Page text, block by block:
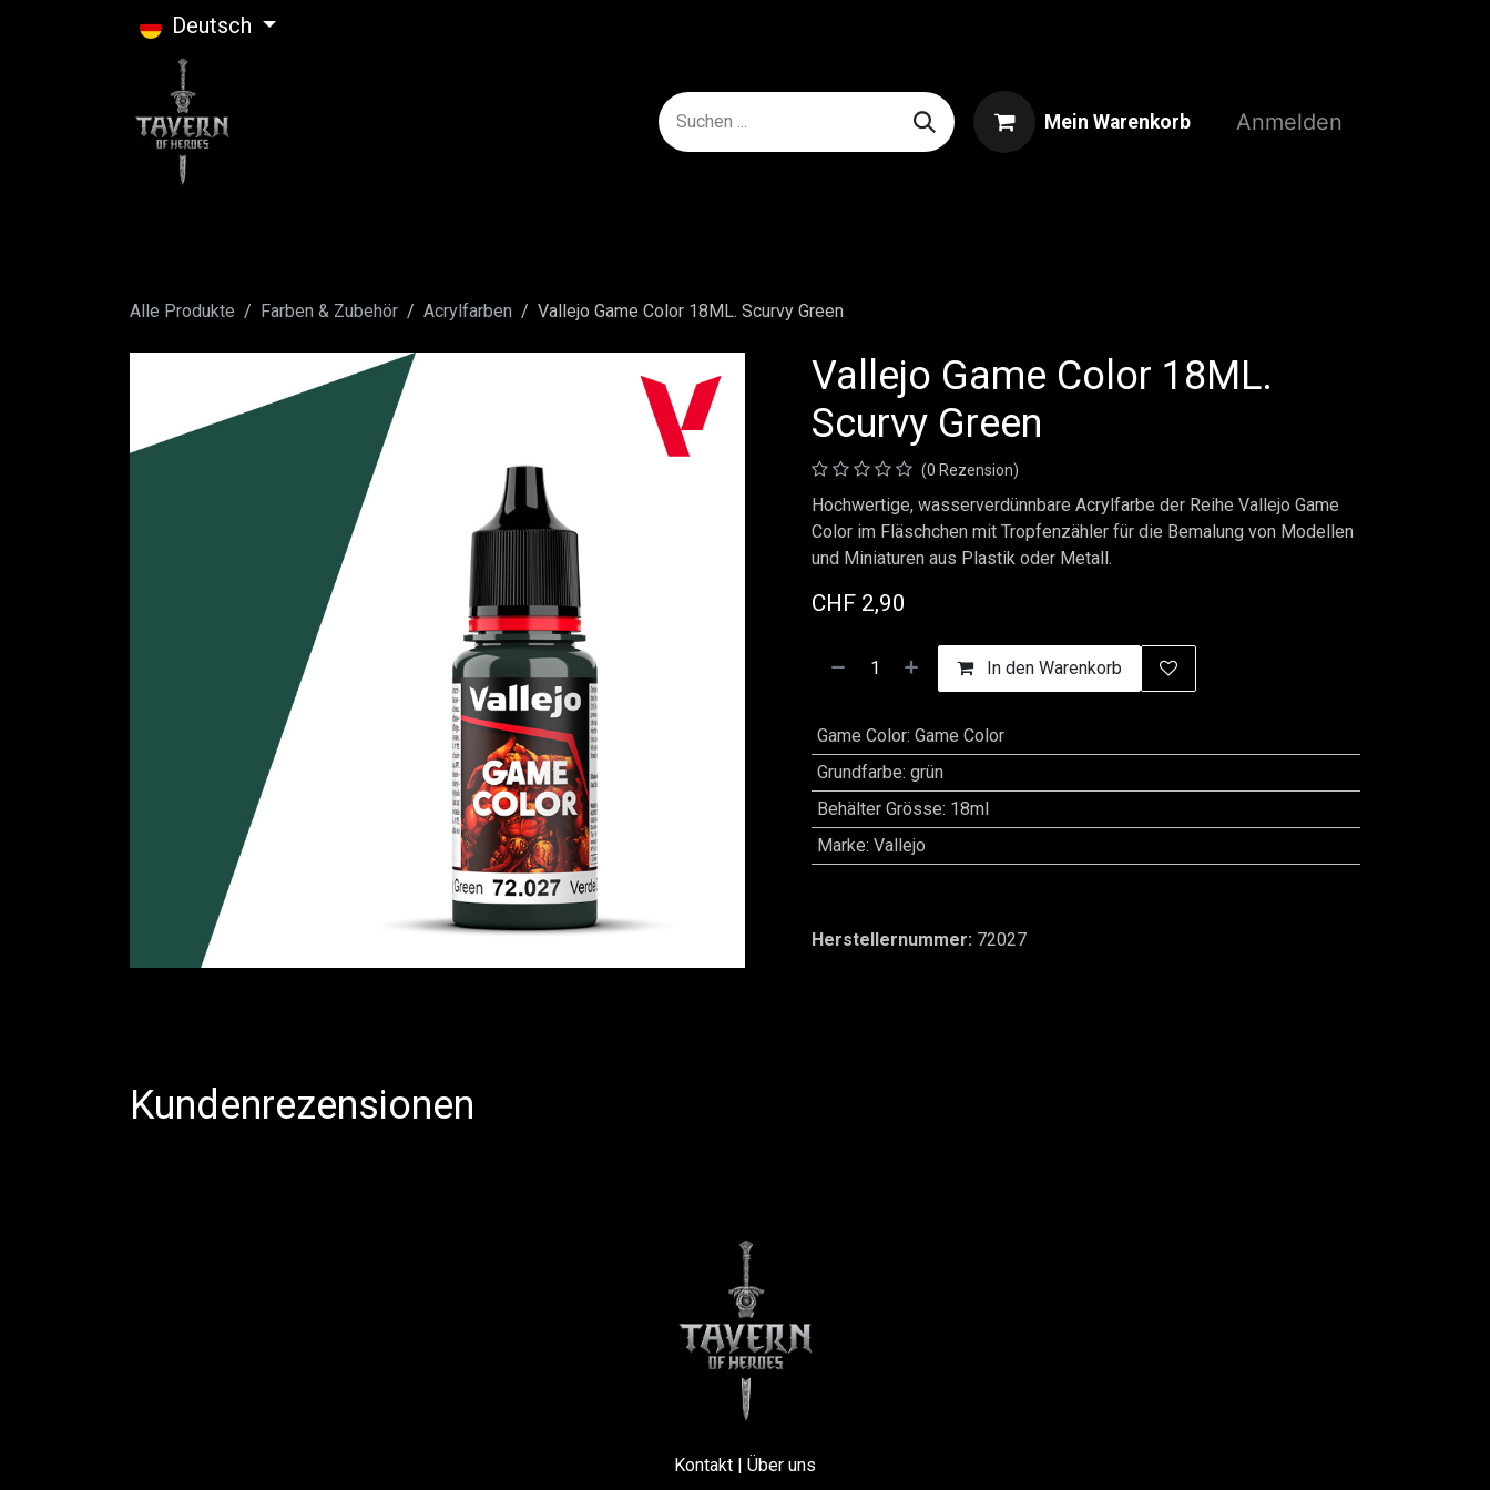
Deutsch
Mein Warenkorb Anmelden
Alle Produkte Farben & Zubehör Acrylfarben Vallejo Game Color 18ML. Scurvy Green
Vallejo Game Color 18ML.
Scurvy Green
(0 Rezension)
Hochwertige, wasserverdünnbare Acrylfarbe der Reihe Vallejo Game
Color im Fläschchen mit Tropfenzähler für die Bemalung von Modellen
und Miniaturen aus Plastik oder Metall.
CHF 2,90
In den Warenkorb
Game Color: Game Color
Grundfarbe: grün
Behälter Grösse: 18ml
Marke: Vallejo
Herstellernummer: 72027
Kundenrezensionen
Kontakt | Über uns